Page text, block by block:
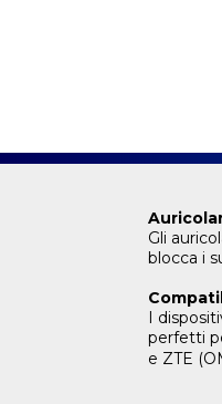
Gli
blocca i
I
perfetti
e ZTE